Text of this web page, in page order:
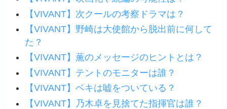
【VIVANT】次クールの考察ドラマは？
【VIVANT】野崎は大使館から脱出前に何して
た？
【VIVANT】薫のメッセージのヒントとは？
【VIVANT】テントのモニターは誰？
【VIVANT】ベキは嘘をついている？
【VIVANT】乃木卓を見捨てた指揮官は誰？